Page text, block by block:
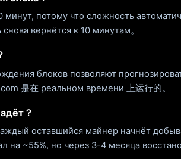
потому что сложность
вернётся к 10 минутам。
блоков позволяют
是在 реальном времени 上运行的。
？
оставшийся майнер начнёт
на ~55%, но через 3-4 месяца